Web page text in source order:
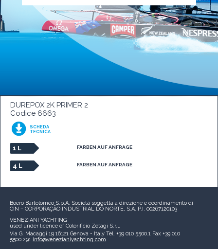
DUREPOX 2K PRIMER 2
Codice 6663
SCHEDA
TECNICA
1 L FARBEN AUF ANFRAGE
4 L FARBEN AUF ANFRAGE
Boero Bartolomeo S.p.A. Società soggetta a direzione e coordinamento di
CIN – CORPORAÇÃO INDUSTRIAL DO NORTE, S.A. P.I. 00267120103
VENEZIANI YACHTING
used under licence of Colorificio Zetagi S.r.l.
Via G. Macaggi 19 16121 Genova - Italy Tel. +39 010 5500.1 Fax +39 010
5500.291 info@venezianiyachting.com